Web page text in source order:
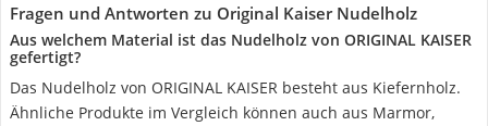
Fragen und Antworten zu Original Kaiser Nudelholz
Aus welchem Material ist das Nudelholz von ORIGINAL KAISER
gefertigt?
Das Nudelholz von ORIGINAL KAISER besteht aus Kiefernholz.
Ähnliche Produkte im Vergleich können auch aus Marmor,